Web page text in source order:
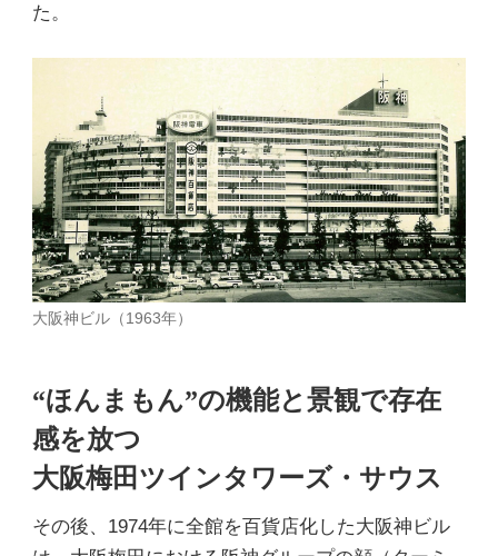
た。
大阪神ビル（1963年）
“ほんまもん”の機能と景観で存在
感を放つ
大阪梅田ツインタワーズ・サウス
その後、1974年に全館を百貨店化した大阪神ビル